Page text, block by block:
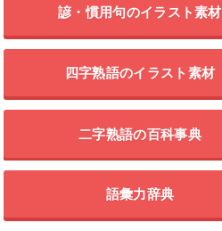
諺・慣用句のイラスト素材
四字熟語のイラスト素材
二字熟語の百科事典
語彙力辞典